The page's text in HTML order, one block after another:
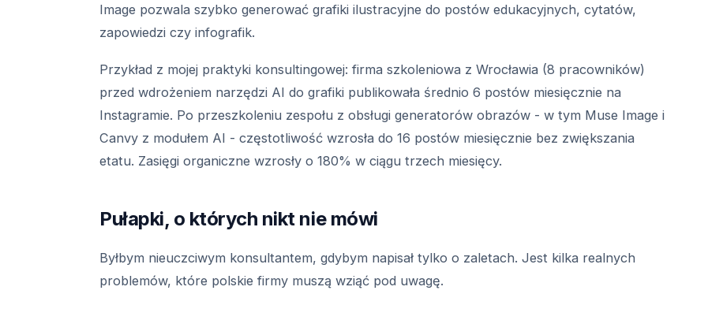
Image pozwala szybko generować grafiki ilustracyjne do postów edukacyjnych, cytatów,
zapowiedzi czy infografik.
Przykład z mojej praktyki konsultingowej: firma szkoleniowa z Wrocławia (8 pracowników)
przed wdrożeniem narzędzi AI do grafiki publikowała średnio 6 postów miesięcznie na
Instagramie. Po przeszkoleniu zespołu z obsługi generatorów obrazów - w tym Muse Image i
Canvy z modułem AI - częstotliwość wzrosła do 16 postów miesięcznie bez zwiększania
etatu. Zasięgi organiczne wzrosły o 180% w ciągu trzech miesięcy.
Pułapki, o których nikt nie mówi
Byłbym nieuczciwym konsultantem, gdybym napisał tylko o zaletach. Jest kilka realnych
problemów, które polskie firmy muszą wziąć pod uwagę.